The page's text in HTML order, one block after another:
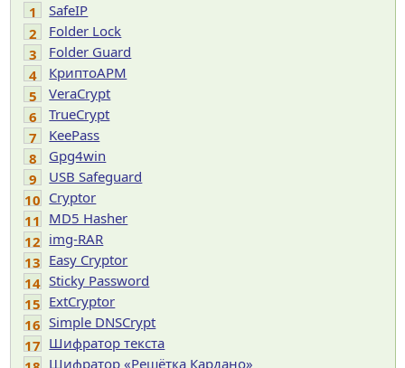
1
SafeIP
2
Folder Lock
3
Folder Guard
4
КриптоАРМ
5
VeraCrypt
6
TrueCrypt
7
KeePass
8
Gpg4win
9
USB Safeguard
10 Cryptor
11 MD5 Hasher
12 img-RAR
13 Easy Cryptor
14 Sticky Password
15 ExtCryptor
16 Simple DNSCrypt
17 Шифратор текста
Шифратор «Решётка Кардано»